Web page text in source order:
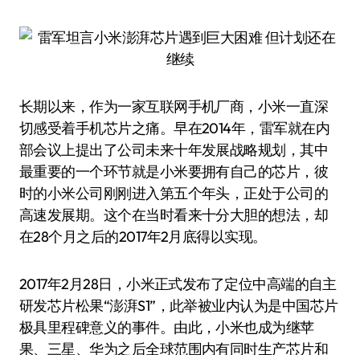
长期以来，作为一家互联网手机厂商，小米一直深
切感受着手机芯片之痛。早在2014年，雷军就在内
部会议上提出了公司未来十年发展战略规划，其中
最重要的一个环节就是小米要拥有自己的芯片，彼
时的小米公司刚刚进入第五个年头，正处于公司的
高速发展期。这个在当时看来十分大胆的想法，却
在28个月之后的2017年2月底得以实现。
2017年2月28日，小米正式发布了定位中高端的自主
研发芯片松果“澎湃S1”，此举被业内认为是中国芯片
极具里程碑意义的事件。由此，小米也成为继苹
果、三星、华为之后全球范围内有同时生产芯片和